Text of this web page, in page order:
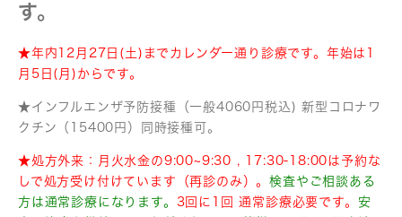
す。
★年内12月27日(土)までカレンダー通り診療です。年始は1
月5日(月)からです。
★インフルエンザ予防接種（一般4060円税込) 新型コロナワ
クチン（15400円）同時接種可。
★処方外来：月火水金の9:00~9:30 , 17:30-18:00は予約な
しで処方受け付けています（再診のみ）。検査やご相談ある
方は通常診療になります。 3回に1回 通常診療必要です。 安